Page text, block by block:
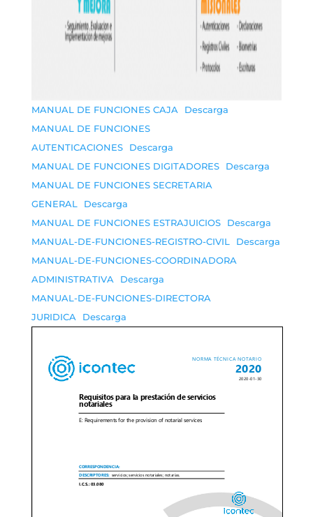
MANUAL DE FUNCIONES CAJA
Descarga
MANUAL DE FUNCIONES
AUTENTICACIONES
Descarga
MANUAL DE FUNCIONES DIGITADORES
Descarga
MANUAL DE FUNCIONES SECRETARIA
GENERAL
Descarga
MANUAL DE FUNCIONES ESTRAJUICIOS
Descarga
MANUAL-DE-FUNCIONES-REGISTRO-CIVIL
Descarga
MANUAL-DE-FUNCIONES-COORDINADORA
ADMINISTRATIVA
Descarga
MANUAL-DE-FUNCIONES-DIRECTORA
JURIDICA
Descarga